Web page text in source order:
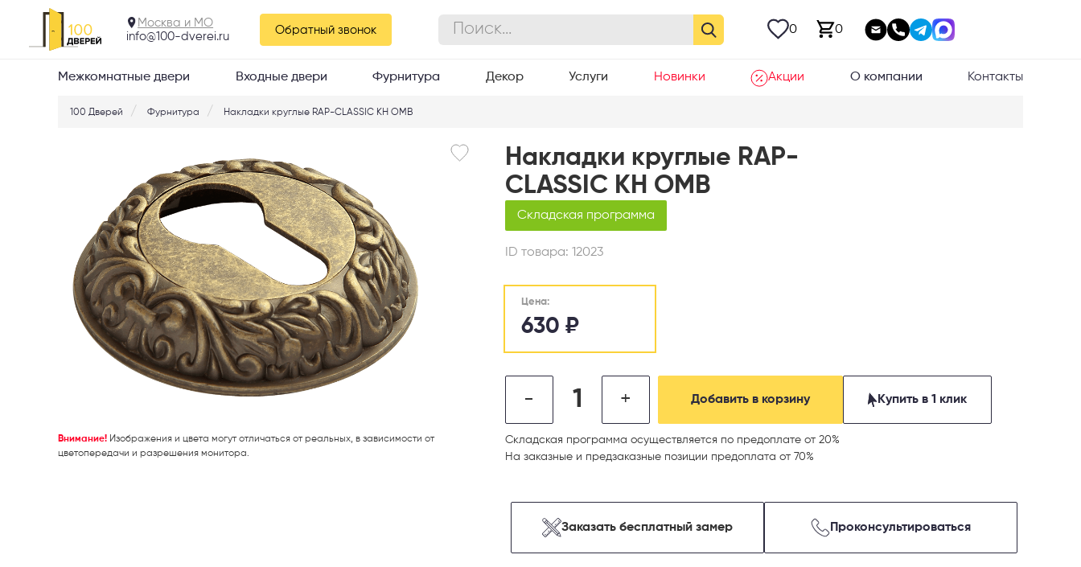
Москва и МО
info@100-dverei.ru
Обратный звонок 0 0
Межкомнатные двери Входные двери Фурнитура Декор Услуги Новинки Акции О компании Контакты
100 Дверей Фурнитура Накладки круглые RAP-CLASSIC KH OMB
Внимание! Изображения и цвета могут отличаться от реальных, в зависимости от
цветопередачи и разрешения монитора.
Накладки круглые RAP-
CLASSIC KH OMB
Складская программа
ID товара: 12023
Цена:
630 ₽
- + Купить в 1 клик
Добавить в корзину
Складская программа осуществляется по предоплате от 20%
На заказные и предзаказные позиции предоплата от 70%
Заказать бесплатный замер Проконсультироваться